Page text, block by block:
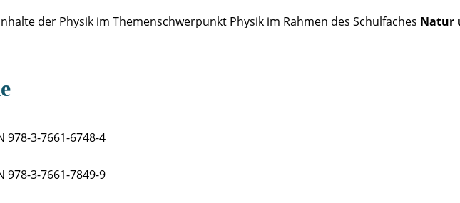
der Physik im Themenschwerpunkt Physik im Rahmen des Schulfaches Natur
978-3-7661-6748-4
978-3-7661-7849-9